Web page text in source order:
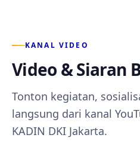
KANAL VIDEO
Video & Siaran
Tonton kegiatan,
langsung dari kanal
KADIN DKI Jakarta.